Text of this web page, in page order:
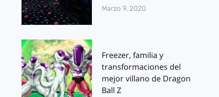
Marzo 9, 2020
Freezer, familia y
transformaciones del
mejor villano de Dragon
Ball Z